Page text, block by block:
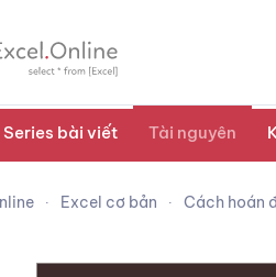
Series bài viết Tài nguyên
Excel cơ bản Cách hoán